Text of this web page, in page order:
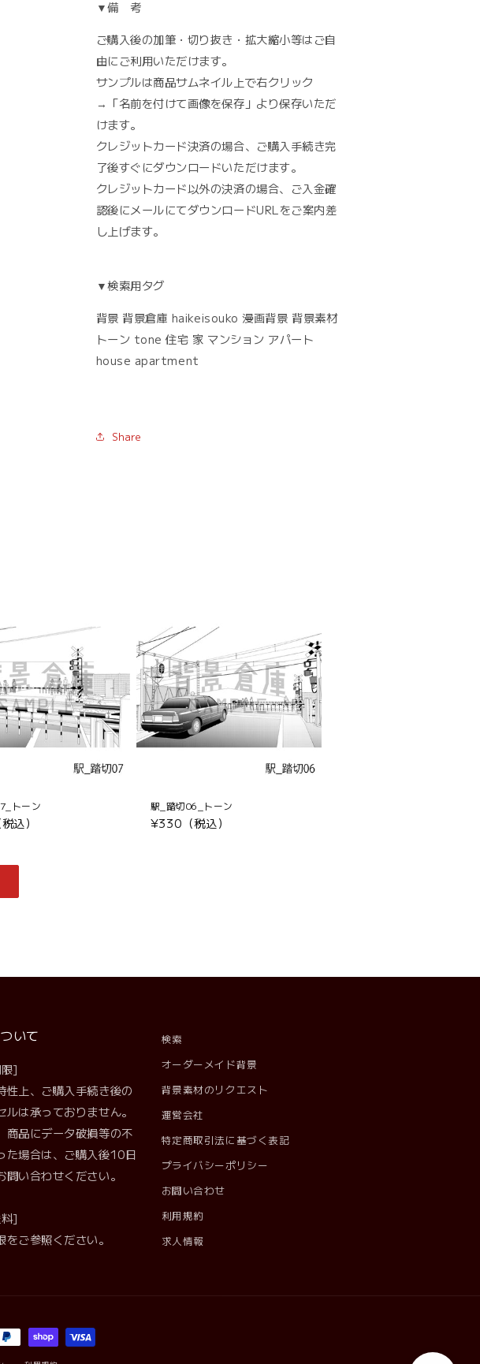
▼備 考
ご購入後の加筆・切り抜き・拡大縮小等はご自
由にご利用いただけます。
サンプルは商品サムネイル上で右クリック
→「名前を付けて画像を保存」より保存いただ
けます。
クレジットカード決済の場合、ご購入手続き完
了後すぐにダウンロードいただけます。
クレジットカード以外の決済の場合、ご入金確
認後にメールにてダウンロードURLをご案内差
し上げます。
▼検索用タグ
背景 背景倉庫 haikeisouko 漫画背景 背景素材
トーン tone 住宅 家 マンション アパート
house apartment
Share
トーン
込）
駅_踏切06_トーン
通
¥330（税込）
いて
]
性上、ご購入手続き後の
ルは承っておりません。
商品にデータ破損等の不
た場合は、ご購入後10日
問い合わせください。
]
をご参照ください。
検索
オーダーメイド背景
背景素材のリクエスト
運営会社
特定商取引法に基づく表記
プライバシーポリシー
お問い合わせ
利用規約
求人情報